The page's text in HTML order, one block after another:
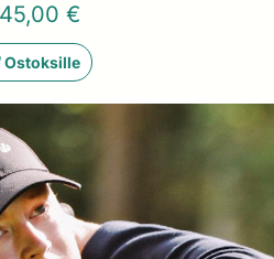
€
Ostoksille